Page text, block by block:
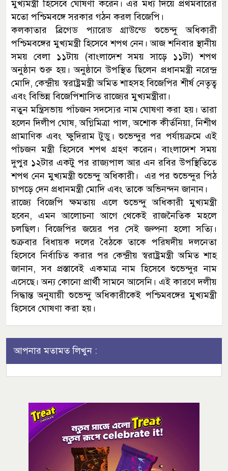
মুখ্যমন্ত্রী হিসেবে ঘোষণা করেন। এর মধ্য দিয়ে প্রথমবারের
মতো পশ্চিমবঙ্গে সরকার গঠন করল বিজেপি।
কলকাতার ব্রিগেড প্যারেড গ্রাউন্ডে শুভেন্দু অধিকারী
পশ্চিমবঙ্গের মুখ্যমন্ত্রী হিসেবে শপথ নেন। আজ শনিবার স্থানীয়
সময় বেলা ১১টায় (বাংলাদেশ সময় সাড়ে ১১টা) শপথ
অনুষ্ঠান শুরু হয়। অনুষ্ঠানে উপস্থিত ছিলেন প্রধানমন্ত্রী নরেন্দ্র
মোদি, কেন্দ্রীয় স্বরাষ্ট্রমন্ত্রী অমিত শাহসহ বিজেপির শীর্ষ নেতৃত্ব
এবং বিভিন্ন বিজেপিশাসিত রাজ্যের মুখ্যমন্ত্রীরা।
নতুন মন্ত্রিসভায় পাঁচজন সদস্যের নাম ঘোষণা করা হয়। তারা
হলেন দিলীপ ঘোষ, অগ্নিমিত্রা পাল, অশোক কীর্তনিয়া, নিশীথ
প্রামাণিক এবং ক্ষুদিরাম টুডু। শুভেন্দুর পর পর্যায়ক্রমে এই
পাঁচজন মন্ত্রী হিসেবে শপথ গ্রহণ করেন। বাংলাদেশ সময়
দুপুর ১২টার একটু পর রাজ্যপাল আর এন রবির উপস্থিতিতে
শপথ নেন মুখ্যমন্ত্রী শুভেন্দু অধিকারী। এর পর শুভেন্দুর পিঠ
চাপড়ে দেন প্রধানমন্ত্রী মোদি এবং তাকে অভিনন্দন জানান।
রাজ্যে বিজেপি ক্ষমতায় এলে শুভেন্দু অধিকারী মুখ্যমন্ত্রী
হবেন, এমন আলোচনা আগে থেকেই রাজনৈতিক মহলে
চলছিল। বিজেপির জয়ের পর সেই জল্পনা হলো সত্যি।
শুক্রবার বিধায়ক দলের বৈঠকে তাকে পরিষদীয় দলনেতা
হিসেবে নির্বাচিত করার পর কেন্দ্রীয় স্বরাষ্ট্রমন্ত্রী অমিত শাহ
জানান, সব প্রস্তাবেই একমাত্র নাম হিসেবে শুভেন্দুর নাম
এসেছে। অন্য কোনো প্রার্থী সামনে আসেনি। এই কারণে দলীয়
সিদ্ধান্ত অনুযায়ী শুভেন্দু অধিকারীকেই পশ্চিমবঙ্গের মুখ্যমন্ত্রী
হিসেবে ঘোষণা করা হয়।
আপনার মতামত লিখুন :